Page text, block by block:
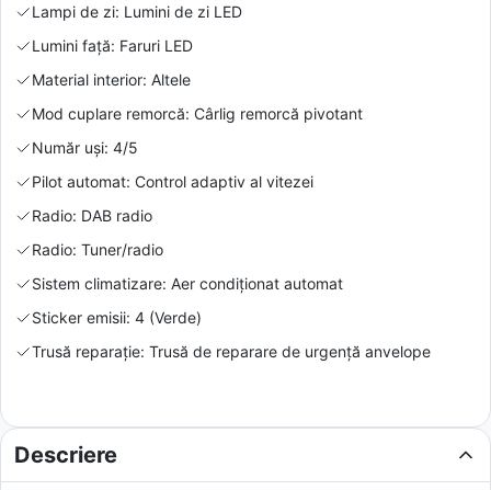
Lampi de zi: Lumini de zi LED
Lumini față: Faruri LED
Material interior: Altele
Mod cuplare remorcă: Cârlig remorcă pivotant
Număr uși: 4/5
Pilot automat: Control adaptiv al vitezei
Radio: DAB radio
Radio: Tuner/radio
Sistem climatizare: Aer condiționat automat
Sticker emisii: 4 (Verde)
Trusă reparație: Trusă de reparare de urgență anvelope
Descriere